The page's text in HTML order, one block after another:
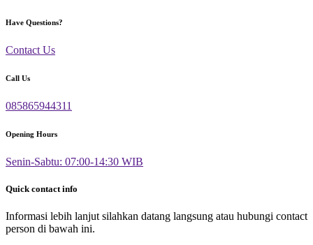
Have Questions?
Contact Us
Call Us
085865944311
Opening Hours
Senin-Sabtu: 07:00-14:30 WIB
Quick contact info
Informasi lebih lanjut silahkan datang langsung atau hubungi contact
person di bawah ini.